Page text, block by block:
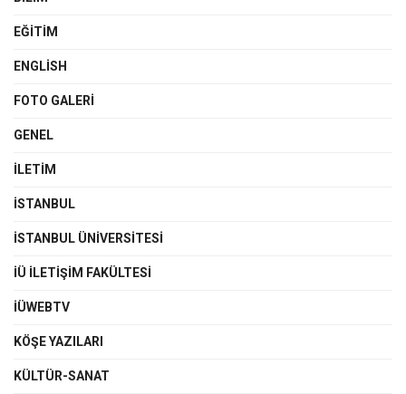
EĞITIM
ENGLISH
FOTO GALERI
GENEL
İLETIM
İSTANBUL
İSTANBUL ÜNIVERSITESI
İÜ İLETIŞIM FAKÜLTESI
İÜWEBTV
KÖŞE YAZILARI
KÜLTÜR-SANAT